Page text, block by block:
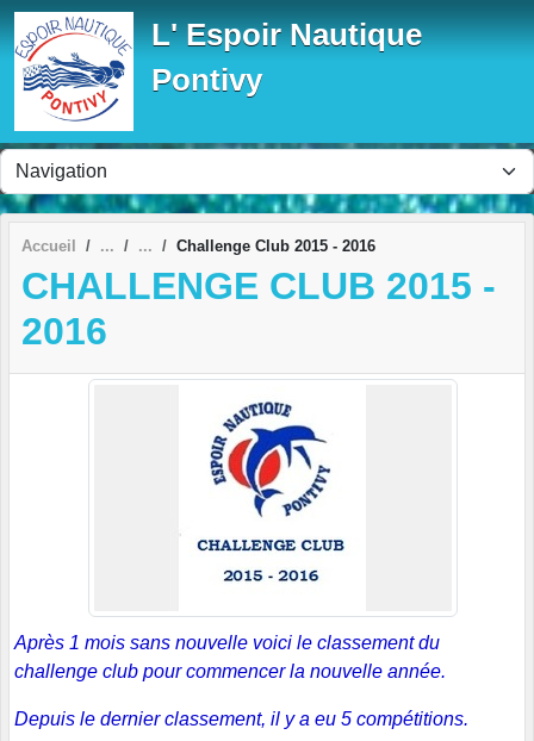
L' Espoir Nautique
Pontivy
Accueil Challenge Club 2015 - 2016
CHALLENGE CLUB 2015 -
2016
Après 1 mois sans nouvelle voici le classement du
challenge club pour commencer la nouvelle année.
Depuis le dernier classement, il y a eu 5 compétitions.
Panneau de gestion des cookies